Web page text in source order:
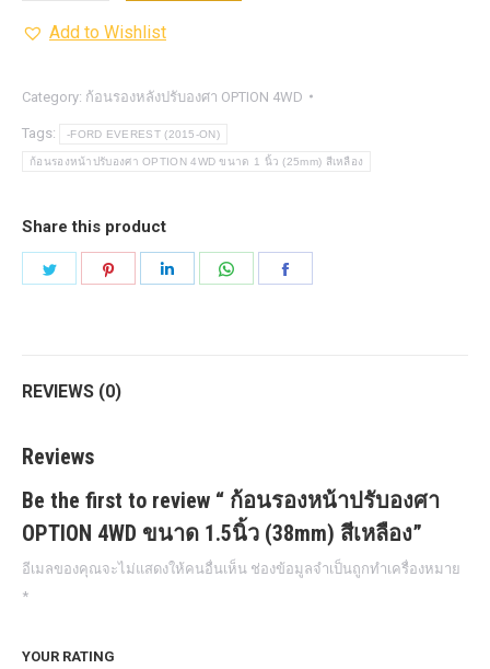
หน้า
องศา
OPTION
4WD ขนาด
(38mm)
สี
เหลือง
Add to Wishlist
Category: ก้อนรองหลังปรับองศา OPTION 4WD
Tags: -FORD EVEREST (2015-ON)
ก้อนรองหน้าปรับองศา OPTION 4WD ขนาด 1 นิ้ว (25mm) สีเหลือง
Share this product
REVIEWS (0)
Reviews
Be the first to review “ ก้อนรองหน้าปรับองศา
OPTION 4WD ขนาด 1.5นิ้ว (38mm) สีเหลือง”
อีเมลของคุณจะไม่แสดงให้คนอื่นเห็น ช่องข้อมูลจำเป็นถูกทำเครื่องหมาย
*
YOUR RATING